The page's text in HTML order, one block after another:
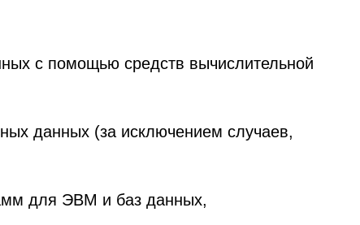
исключением случаев,
и баз данных,